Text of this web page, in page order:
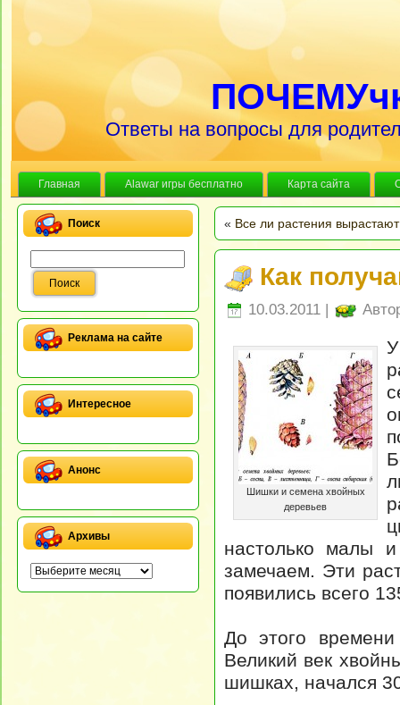
Ответы на вопросы для
Главная Alawar игры бесплатно Карта сайта
Поиск
Реклама на сайте
Интересное
Анонс
Архивы
« Все ли растения
Как
10.03.2011 |
Шишки и семена хвойных
деревьев
настолько малы
замечаем. Эти
появились всего
До этого
Великий век
шишках, начался